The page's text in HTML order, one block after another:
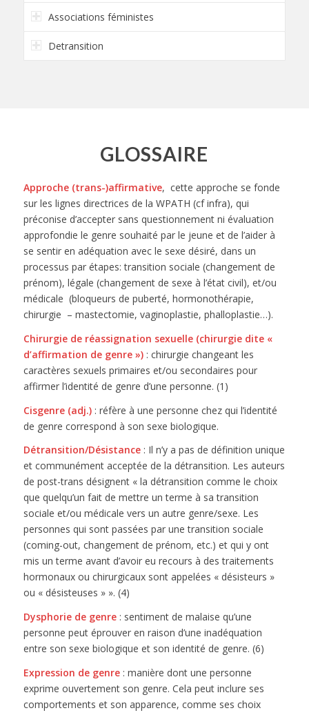
Associations féministes
Detransition
GLOSSAIRE
Approche (trans-)affirmative, cette approche se fonde
sur les lignes directrices de la WPATH (cf infra), qui
préconise d’accepter sans questionnement ni évaluation
approfondie le genre souhaité par le jeune et de l’aider à
se sentir en adéquation avec le sexe désiré, dans un
processus par étapes: transition sociale (changement de
prénom), légale (changement de sexe à l’état civil), et/ou
médicale (bloqueurs de puberté, hormonothérapie,
chirurgie – mastectomie, vaginoplastie, phalloplastie…).
Chirurgie de réassignation sexuelle (chirurgie dite «
d’affirmation de genre »): chirurgie changeant les
caractères sexuels primaires et/ou secondaires pour
affirmer l’identité de genre d’une personne. (1)
Cisgenre (adj.): réfère à une personne chez qui l’identité
de genre correspond à son sexe biologique.
Détransition/Désistance: Il n’y a pas de définition unique
et communément acceptée de la détransition. Les auteurs
de post-trans désignent « la détransition comme le choix
que quelqu’un fait de mettre un terme à sa transition
sociale et/ou médicale vers un autre genre/sexe. Les
personnes qui sont passées par une transition sociale
(coming-out, changement de prénom, etc.) et qui y ont
mis un terme avant d’avoir eu recours à des traitements
hormonaux ou chirurgicaux sont appelées « désisteurs »
ou « désisteuses » ». (4)
Dysphorie de genre: sentiment de malaise qu’une
personne peut éprouver en raison d’une inadéquation
entre son sexe biologique et son identité de genre. (6)
Expression de genre: manière dont une personne
exprime ouvertement son genre. Cela peut inclure ses
comportements et son apparence, comme ses choix